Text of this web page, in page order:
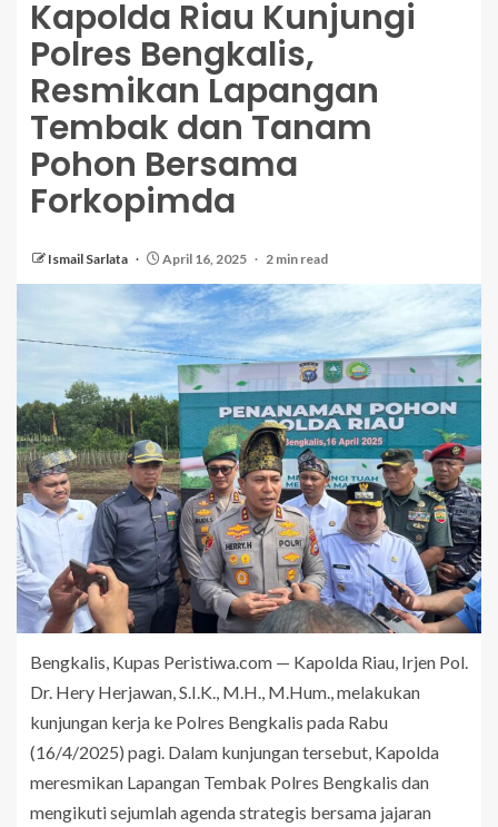
Kapolda Riau Kunjungi
Polres Bengkalis,
Resmikan Lapangan
Tembak dan Tanam
Pohon Bersama
Forkopimda
Ismail Sarlata April 16, 2025 2 min read
Bengkalis, Kupas Peristiwa.com — Kapolda Riau, Irjen Pol.
Dr. Hery Herjawan, S.I.K., M.H., M.Hum., melakukan
kunjungan kerja ke Polres Bengkalis pada Rabu
(16/4/2025) pagi. Dalam kunjungan tersebut, Kapolda
meresmikan Lapangan Tembak Polres Bengkalis dan
mengikuti sejumlah agenda strategis bersama jajaran